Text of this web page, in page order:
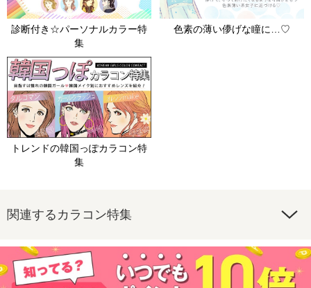
診断付き☆パーソナルカラー特
集
色素の薄い儚げな瞳に…♡
トレンドの韓国っぽカラコン特
集
関連するカラコン特集